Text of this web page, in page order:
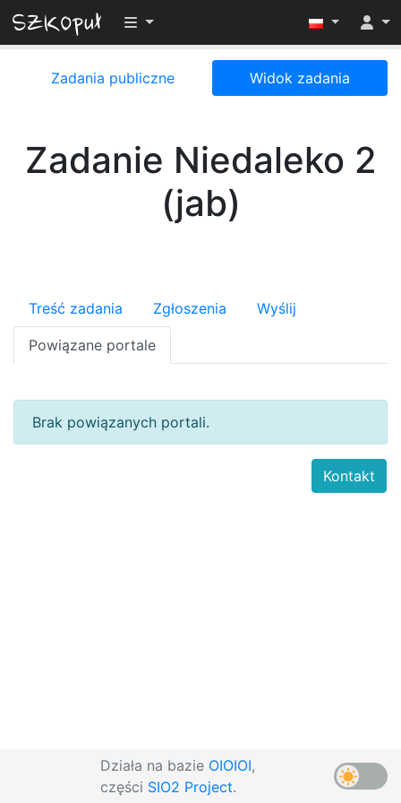
Przełącz widoczność menu
Zadania publiczne Widok zadania
Zadanie Niedaleko 2
(jab)
Treść zadania Zgłoszenia Wyślij
Powiązane portale
Brak powiązanych portali.
Działa na bazie OIOIOI,
części SIO2 Project.
Kontakt